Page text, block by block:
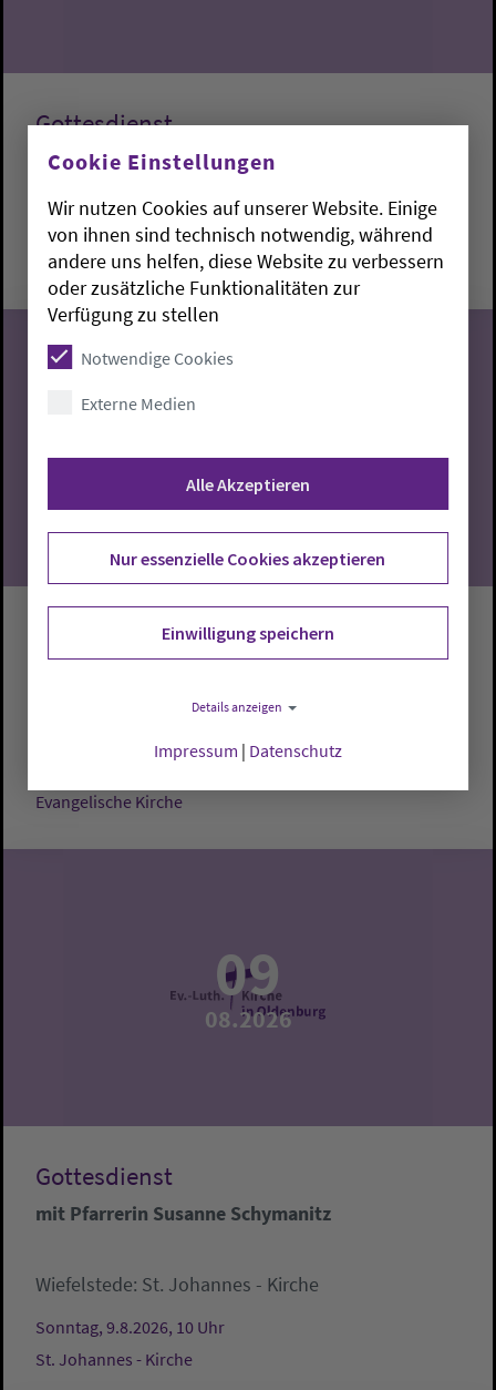
Gottesdienst
Sonntag, 9.8.2026, 10 Uhr
Kapelle am Deich
08.2026
Gottesdienst
Evangelische Kirche
Evangelische Kirche
09
08.2026
Gottesdienst
mit Pfarrerin Susanne Schymanitz
Wiefelstede: St. Johannes - Kirche
Sonntag, 9.8.2026, 10 Uhr
St. Johannes - Kirche
Cookie Einstellungen
Wir nutzen Cookies auf unserer Website. Einige
von ihnen sind technisch notwendig, während
andere uns helfen, diese Website zu verbessern
oder zusätzliche Funktionalitäten zur
Verfügung zu stellen
Notwendige Cookies
Externe Medien
Alle Akzeptieren
Nur essenzielle Cookies akzeptieren
Einwilligung speichern
Details anzeigen
Impressum | Datenschutz